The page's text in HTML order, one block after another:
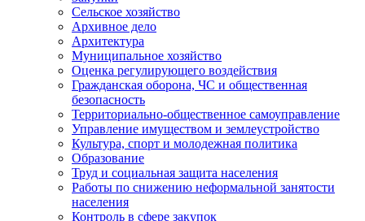
Сельское хозяйство
Архивное дело
Архитектура
Муниципальное хозяйство
Оценка регулирующего воздействия
Гражданская оборона, ЧС и общественная
безопасность
Территориально-общественное самоуправление
Управление имуществом и землеустройство
Культура, спорт и молодежная политика
Образование
Труд и социальная защита населения
Работы по снижению неформальной занятости
населения
Контроль в сфере закупок